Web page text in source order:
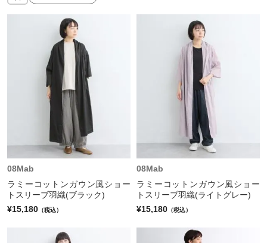
08Mab
ラミーコットンガウン風ショー
トスリーブ羽織(ブラック)
¥15,180 （税込）
08Mab
ラミーコットンガウン風ショー
トスリーブ羽織(ライトグレー)
¥15,180 （税込）